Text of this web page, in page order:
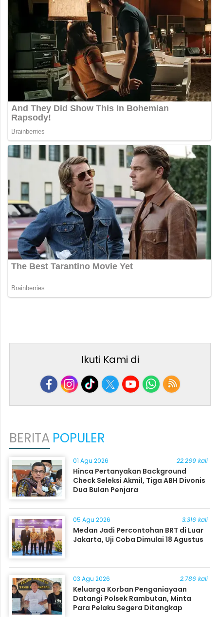
Ikuti Kami di
BERITA POPULER
01 Agu 2026 22.269 kali
Hinca Pertanyakan Background
Check Seleksi Akmil, Tiga ABH Divonis
Dua Bulan Penjara
05 Agu 2026 3.316 kali
Medan Jadi Percontohan BRT di Luar
Jakarta, Uji Coba Dimulai 18 Agustus
03 Agu 2026 2.786 kali
Keluarga Korban Penganiayaan
Datangi Polsek Rambutan, Minta
Para Pelaku Segera Ditangkap